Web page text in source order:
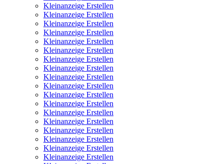
Kleinanzeige Erstellen
Kleinanzeige Erstellen
Kleinanzeige Erstellen
Kleinanzeige Erstellen
Kleinanzeige Erstellen
Kleinanzeige Erstellen
Kleinanzeige Erstellen
Kleinanzeige Erstellen
Kleinanzeige Erstellen
Kleinanzeige Erstellen
Kleinanzeige Erstellen
Kleinanzeige Erstellen
Kleinanzeige Erstellen
Kleinanzeige Erstellen
Kleinanzeige Erstellen
Kleinanzeige Erstellen
Kleinanzeige Erstellen
Kleinanzeige Erstellen